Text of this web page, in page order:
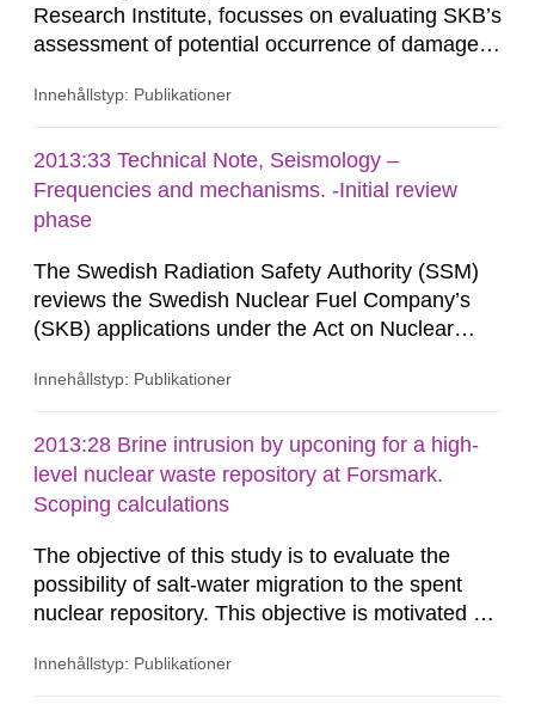
Research Institute, focusses on evaluating SKB’s
assessment of potential occurrence of damaged
damaged zone or EDZ) around underground
authors’ evaluation of SKB’s assessment in the
specific area based on questions raised by SSM.
The evaluation includes...
Innehållstyp: Publikationer
2013:33 Technical Note, Seismology –
Frequencies and mechanisms. -Initial review
phase
The Swedish Radiation Safety Authority (SSM)
reviews the Swedish Nuclear Fuel Company’s
(SKB) applications under the Act on Nuclear
operation of a repository for spent nuclear fuel
review, SSM commissions consultants to carry
out work in order to obtain information on specific
issues. The...
Innehållstyp: Publikationer
2013:28 Brine intrusion by upconing for a high-
level nuclear waste repository at Forsmark.
Scoping calculations
The objective of this study is to evaluate the
possibility of salt-water migration to the spent
nuclear repository. This objective is motivated by
salinity entering the repository and by the
Innehållstyp: Publikationer